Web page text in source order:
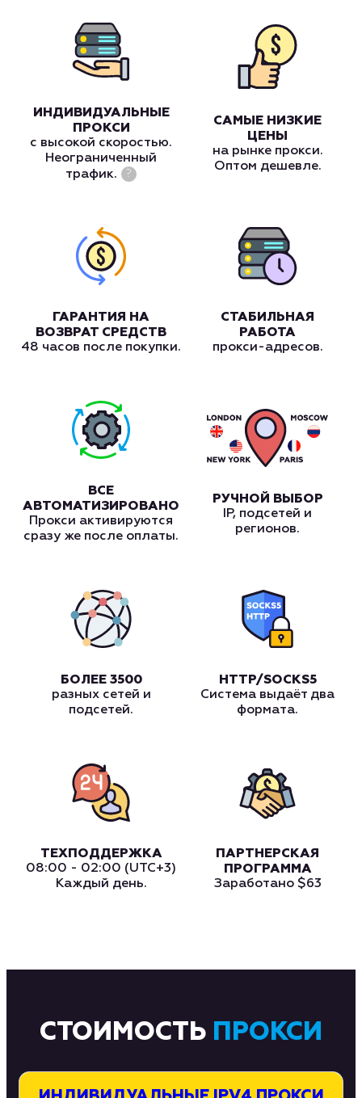
ИНДИВИДУАЛЬНЫЕ
ПРОКСИ
с высокой скоростью.
Неограниченный
трафик.
?
САМЫЕ НИЗКИЕ
ЦЕНЫ
на рынке прокси.
Оптом дешевле.
ГАРАНТИЯ НА
ВОЗВРАТ СРЕДСТВ
48 часов после покупки.
СТАБИЛЬНАЯ
РАБОТА
прокси-адресов.
ВСЕ
АВТОМАТИЗИРОВАНО
Прокси активируются
сразу же после оплаты.
РУЧНОЙ ВЫБОР
IP, подсетей и
регионов.
БОЛЕЕ 3500
разных сетей и
подсетей.
HTTP/SOCKS5
Система выдаёт два
формата.
ТЕХПОДДЕРЖКА
08:00 - 02:00 (UTC+3)
Каждый день.
ПАРТНЕРСКАЯ
ПРОГРАММА
Заработано $63
СТОИМОСТЬ ПРОКСИ